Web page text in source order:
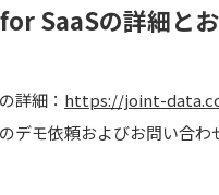
SaaSの詳細と
詳細： https://joint-
デモ依頼およびお問い合わ